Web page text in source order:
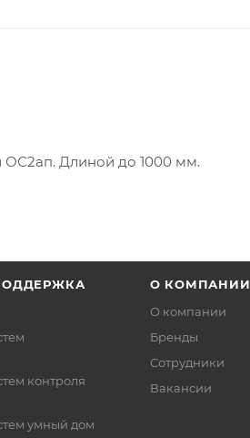
Длиной до 1000 мм.
контроля
умный дом
О КОМПАНИИ
О компании
Бренды
Сотрудники
Вакансии